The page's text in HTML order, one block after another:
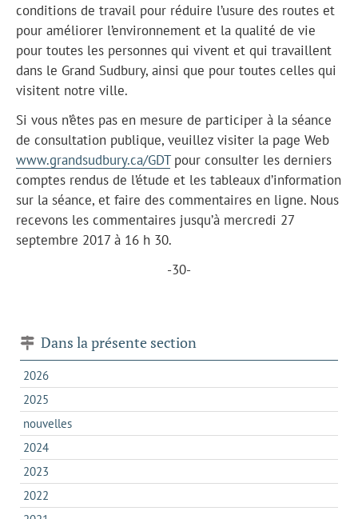
conditions de travail pour réduire l’usure des routes et
pour améliorer l’environnement et la qualité de vie
pour toutes les personnes qui vivent et qui travaillent
dans le Grand Sudbury, ainsi que pour toutes celles qui
visitent notre ville.
Si vous n’êtes pas en mesure de participer à la séance
de consultation publique, veuillez visiter la page Web
www.grandsudbury.ca/GDTpour consulter les derniers
comptes rendus de l’étude et les tableaux d’information
sur la séance, et faire des commentaires en ligne. Nous
recevons les commentaires jusqu’à mercredi 27
septembre 2017 à 16 h 30.
-30-
Dans la présente section
2026
2025
nouvelles
2024
2023
2022